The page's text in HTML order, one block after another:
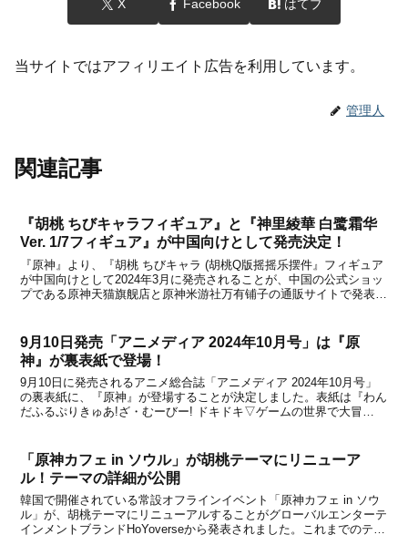
X Facebook はてブ
当サイトではアフィリエイト広告を利用しています。
管理人
関連記事
『胡桃 ちびキャラフィギュア』と『神里綾華 白鹭霜华
Ver. 1/7フィギュア』が中国向けとして発売決定！
『原神』より、『胡桃 ちびキャラ (胡桃Q版摇摇乐摆件』フィギュア
が中国向けとして2024年3月に発売されることが、中国の公式ショッ
プである原神天猫旗舰店と原神米游社万有铺子の通販サイトで発表に
9月10日発売「アニメディア 2024年10月号」は『原
神』が裏表紙で登場！
9月10日に発売されるアニメ総合誌「アニメディア 2024年10月号」
の裏表紙に、『原神』が登場することが決定しました。表紙は『わん
だふるぷりきゅあ!ざ・むーびー! ドキドキ▽ゲームの世界で大冒
「原神カフェ in ソウル」が胡桃テーマにリニューア
ル！テーマの詳細が公開
韓国で開催されている常設オフラインイベント「原神カフェ in ソウ
ル」が、胡桃テーマにリニューアルすることがグローバルエンターテ
インメントブランドHoYoverseから発表されました。これまでのテー